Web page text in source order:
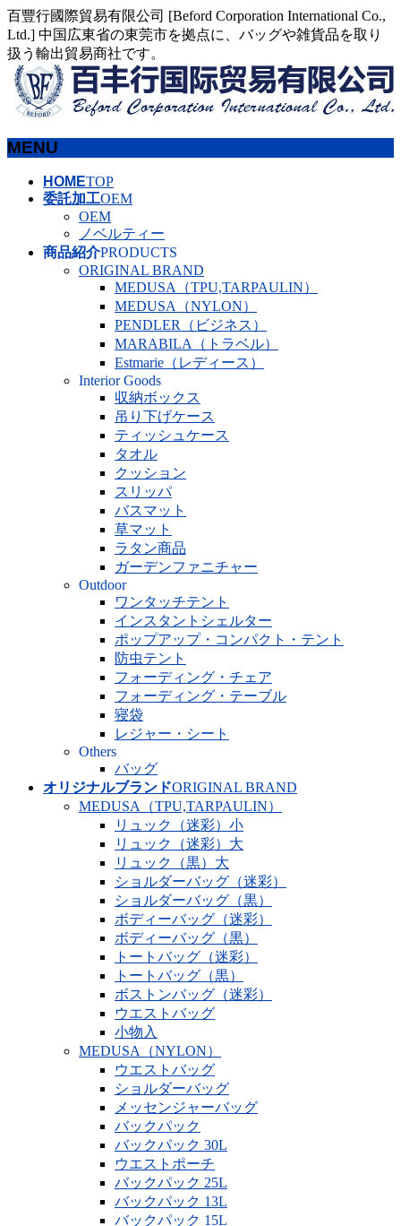
百豐行國際貿易有限公司 [Beford Corporation International Co.,
Ltd.] 中国広東省の東莞市を拠点に、バッグや雑貨品を取り
扱う輸出貿易商社です。
MENU
HOMETOP
委託加工OEM
OEM
ノベルティー
商品紹介PRODUCTS
ORIGINAL BRAND
MEDUSA（TPU,TARPAULIN）
MEDUSA（NYLON）
PENDLER（ビジネス）
MARABILA（トラベル）
Estmarie（レディース）
Interior Goods
収納ボックス
吊り下げケース
ティッシュケース
タオル
クッション
スリッパ
バスマット
草マット
ラタン商品
ガーデンファニチャー
Outdoor
ワンタッチテント
インスタントシェルター
ポップアップ・コンパクト・テント
防虫テント
フォーディング・チェア
フォーディング・テーブル
寝袋
レジャー・シート
Others
バッグ
オリジナルブランドORIGINAL BRAND
MEDUSA（TPU,TARPAULIN）
リュック（迷彩）小
リュック（迷彩）大
リュック（黒）大
ショルダーバッグ（迷彩）
ショルダーバッグ（黒）
ボディーバッグ（迷彩）
ボディーバッグ（黒）
トートバッグ（迷彩）
トートバッグ（黒）
ボストンバッグ（迷彩）
ウエストバッグ
小物入
MEDUSA（NYLON）
ウエストバッグ
ショルダーバッグ
メッセンジャーバッグ
バックパック
バックパック 30L
ウエストポーチ
バックパック 25L
バックパック 13L
バックパック 15L